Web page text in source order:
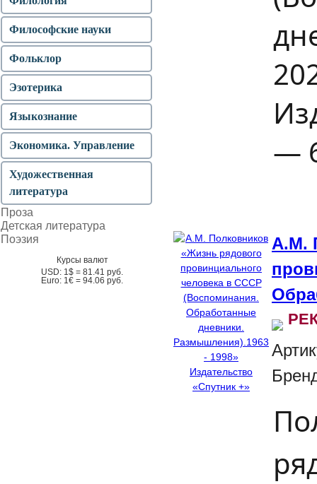
—
А.М.
Философские науки
Фольклор
Эзотерика
Языкознание
Экономика. Управление
Художественная
литература
Проза
Детская литература
Поэзия
Курсы валют
USD: 1$ = 81.41 руб.
Euro: 1€ = 94.06 руб.